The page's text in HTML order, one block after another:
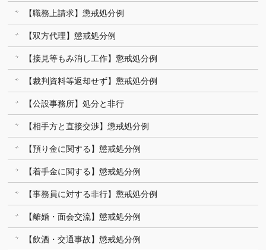
【職務上請求】懲戒処分例
【双方代理】懲戒処分例
【接見等もみ消し工作】懲戒処分例
【裁判資料等返却せず】懲戒処分例
【公設事務所】処分と非行
【相手方と直接交渉】懲戒処分例
【預り金に関する】懲戒処分例
【着手金に関する】懲戒処分例
【事務員に対する非行】懲戒処分例
【離婚・面会交流】懲戒処分例
【飲酒・交通事故】懲戒処分例